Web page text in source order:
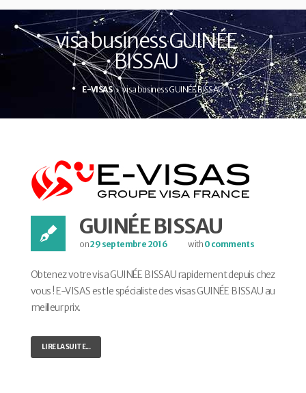
visa business GUINÉE
BISSAU
E-VISAS visa business GUINÉE BISSAU
GUINÉE BISSAU
on29 septembre 2016 with 0 comments
Obtenez votre visa GUINÉE BISSAU rapidement depuis chez
vous ! E-VISAS est le spécialiste des visas GUINÉE BISSAU au
meilleur prix.
LIRE LA SUITE...